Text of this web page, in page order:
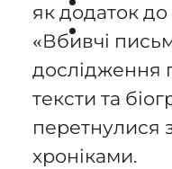
як додаток
«Вбивчі
дослідження
тексти та
перетнулися
хроніками.